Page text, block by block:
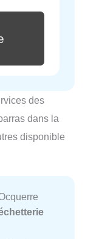
des
dans la
disponible